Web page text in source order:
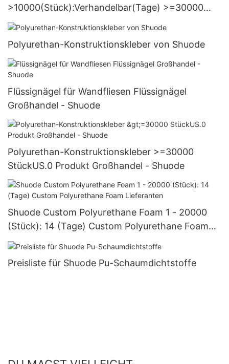
>10000(Stück):Verhandelbar(Tage) >=30000
StückUS.7 Lieferanten
Polyurethan-Konstruktionskleber von Shuode
Flüssignägel für Wandfliesen Flüssignägel
Großhandel - Shuode
Polyurethan-Konstruktionskleber >=30000
StückUS.0 Produkt Großhandel - Shuode
Shuode Custom Polyurethane Foam 1 - 20000
(Stück): 14 (Tage) Custom Polyurethane Foam
Lieferanten
Preisliste für Shuode Pu-Schaumdichtstoffe